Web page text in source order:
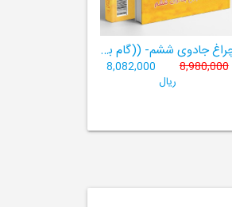
چراغ جادوی ششم- ((گام به گام ششم لوح برتر- 9 کتاب در یک کتاب))
8,980,000
8,082,000
ریال